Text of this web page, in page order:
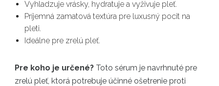
Vyhladzuje vrásky, hydratuje a vyživuje pleť.
Príjemná zamatová textúra pre luxusný pocit na
pleti.
Ideálne pre zrelú pleť.
Pre koho je určené? Toto sérum je navrhnuté pre
zrelú pleť, ktorá potrebuje účinné ošetrenie proti